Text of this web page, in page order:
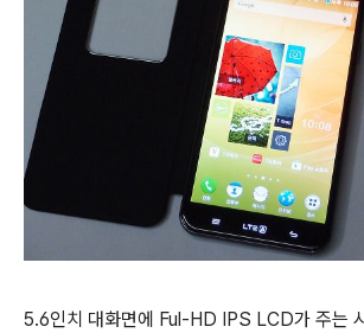
5.6인치 대화면에 Ful-HD IPS LCD가 주는